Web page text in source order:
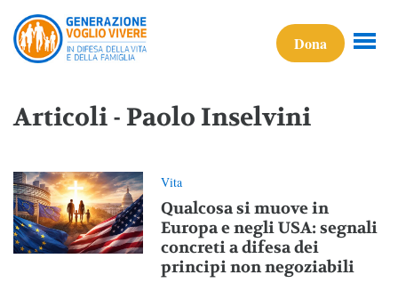
Dona
Articoli - Paolo Inselvini
Vita
Qualcosa si muove in
Europa e negli USA: segnali
concreti a difesa dei
principi non negoziabili